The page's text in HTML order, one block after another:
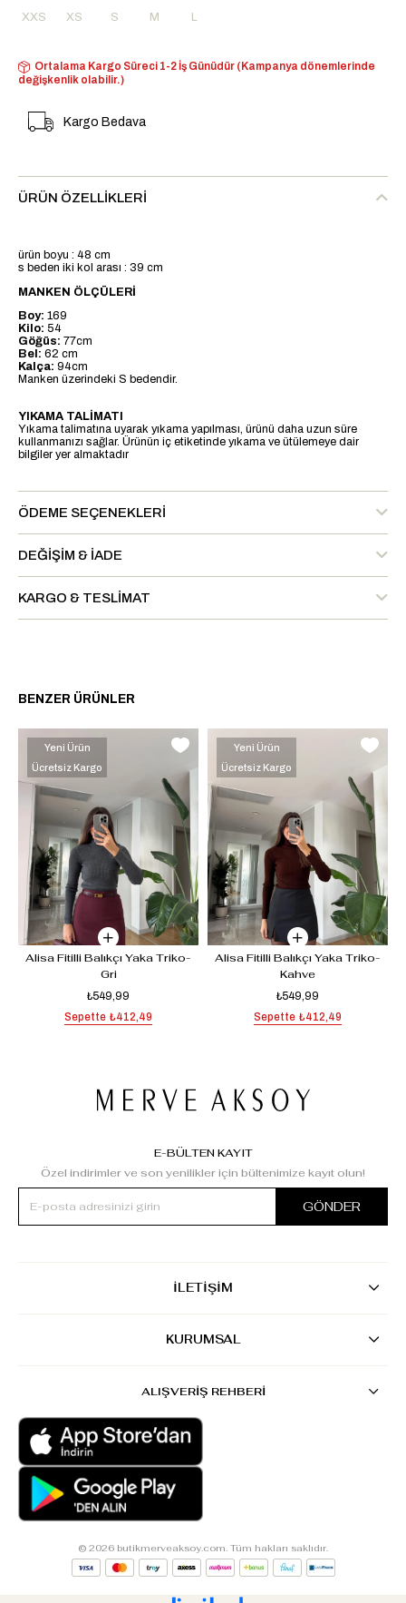
XXS XS S M L
Ortalama Kargo Süreci 1-2 İş Günüdür (Kampanya dönemlerinde
değişkenlik olabilir.)
Kargo Bedava
ÜRÜN ÖZELLIKLERI
ürün boyu : 48 cm
s beden iki kol arası : 39 cm
MANKEN ÖLÇÜLERİ
Boy: 169
Kilo: 54
Göğüs: 77cm
Bel: 62 cm
Kalça: 94cm
Manken üzerindeki S bedendir.
YIKAMA TALİMATI
Yıkama talimatına uyarak yıkama yapılması, ürünü daha uzun süre
kullanmanızı sağlar. Ürünün iç etiketinde yıkama ve ütülemeye dair
bilgiler yer almaktadır
ÖDEME SEÇENEKLERI
DEĞIŞIM & İADE
KARGO & TESLIMAT
BENZER ÜRÜNLER
Alisa Fitilli Balıkçı Yaka Triko-
Gri
₺549,99
Sepette ₺412,49
Yeni Ürün
Ücretsiz Kargo
Alisa Fitilli Balıkçı Yaka Triko-
Kahve
₺549,99
Sepette ₺412,49
Yeni Ürün
Ücretsiz Kargo
E-BÜLTEN KAYIT
Özel indirimler ve son yenilikler için bültenimize kayıt olun!
GÖNDER
İLETİŞİM
KURUMSAL
ALIŞVERİŞ REHBERİ
© 2026 butikmerveaksoy.com. Tüm hakları saklıdır.